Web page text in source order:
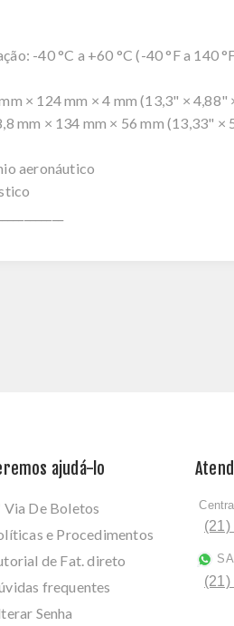
-40 °C a +60 °C (-40 °F a 140
× 124 mm × 4 mm (13,3" × 4,88"
mm × 134 mm × 56 mm (13,33" ×
aeronáutico
ajudá-lo
Via De Boletos
e Procedimentos
de Fat. direto
frequentes
Senha
ﾠ
(21)
(21)